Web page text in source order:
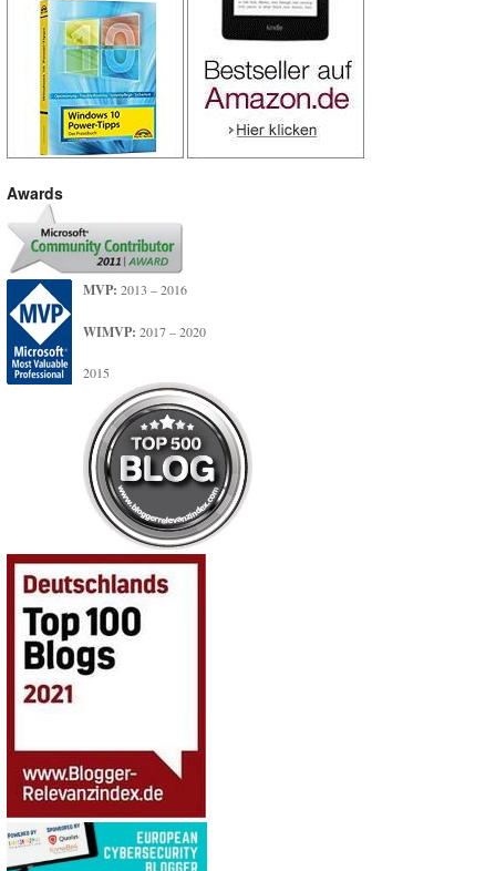
Awards
MVP: 2013 – 2016
WIMVP: 2017 – 2020
2015